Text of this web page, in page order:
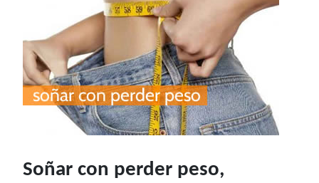
Soñar con perder peso,